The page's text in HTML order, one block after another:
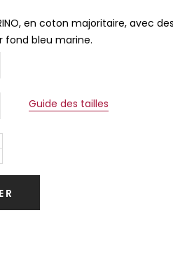
en coton majoritaire, avec
fond bleu marine.
Guide des tailles